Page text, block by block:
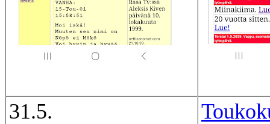
31.5.